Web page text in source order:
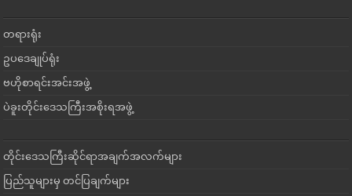
တရားရုံး
ဥပဒေချုပ်ရုံး
ဗဟိုစာရင်းအင်းအဖွဲ့
ပဲခူးတိုင်းဒေသကြီးအစိုးရအဖွဲ့
တိုင်းဒေသကြီးဆိုင်ရာအချက်အလက်များ
ပြည်သူများမှ တင်ပြချက်များ